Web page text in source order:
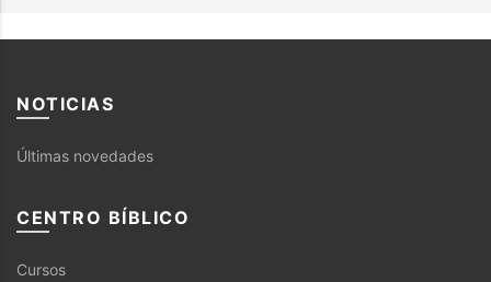
NOTICIAS
Últimas novedades
CENTRO BÍBLICO
Cursos